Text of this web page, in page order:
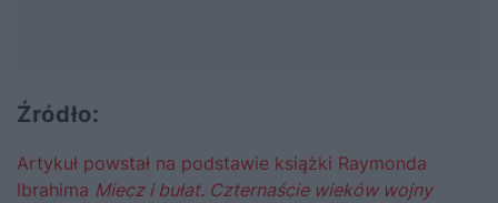
Źródło:
Artykuł powstał na podstawie książki Raymonda
Ibrahima Miecz i bułat. Czternaście wieków wojny